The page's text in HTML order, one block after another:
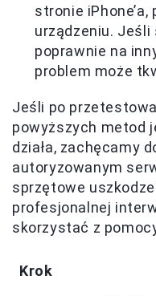
stronie
urządzeniu. Jeśli
poprawnie na
problem może
Jeśli po
powyższych metod
działa, zachęcamy
autoryzowanym
sprzętowe
profesjonalnej
skorzystać z
Krok